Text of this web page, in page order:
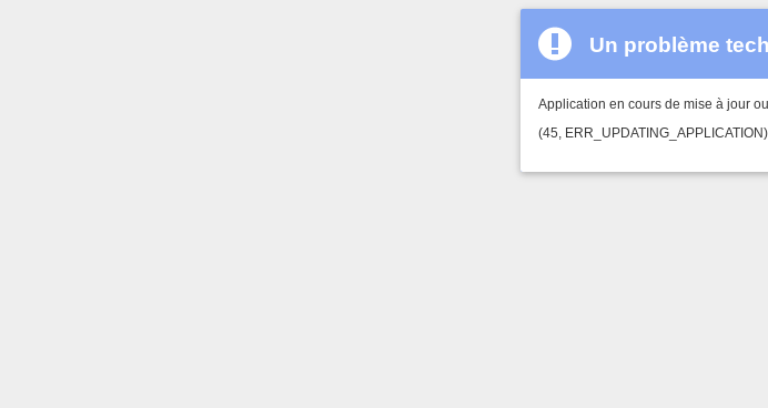
Un problème
Application en cours de mise à jour
(45, ERR_UPDATING_APPLICATION)